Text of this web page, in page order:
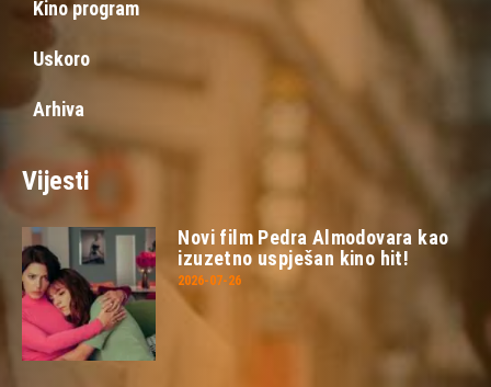
Kino program
Uskoro
Arhiva
Vijesti
Novi film Pedra Almodovara kao
izuzetno uspješan kino hit!
2026-07-26